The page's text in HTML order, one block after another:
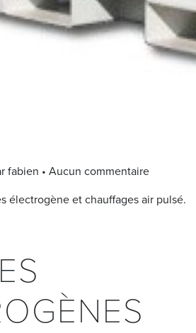
fabien • Aucun commentaire
électrogène et chauffages air pulsé.